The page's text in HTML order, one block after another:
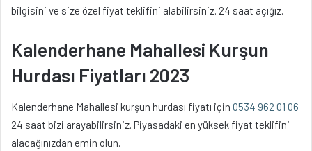
bilgisini ve size özel fiyat teklifini alabilirsiniz. 24 saat açığız.
Kalenderhane Mahallesi Kurşun
Hurdası Fiyatları 2023
Kalenderhane Mahallesi kurşun hurdası fiyatı için 0534 962 01 06
24 saat bizi arayabilirsiniz. Piyasadaki en yüksek fiyat teklifini
alacağınızdan emin olun.